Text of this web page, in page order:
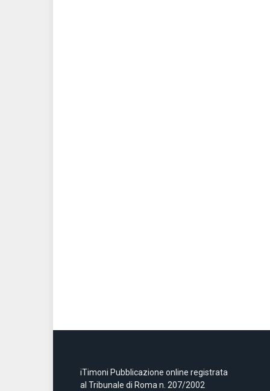
iTimoni Pubblicazione online registrata
al Tribunale di Roma n. 207/2002